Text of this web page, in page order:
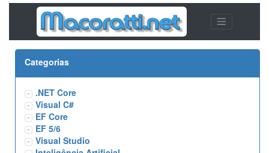
Categorias
.NET Core
Visual C#
EF Core
EF 5/6
Visual Studio